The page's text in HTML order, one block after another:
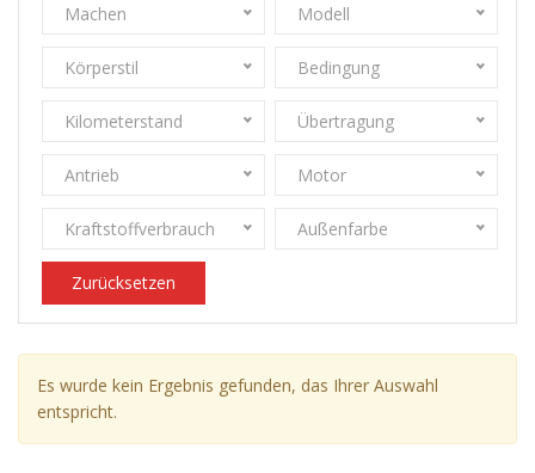
Machen Modell
Körperstil Bedingung
Kilometerstand Übertragung
Antrieb Motor
Kraftstoffverbrauch Außenfarbe
Zurücksetzen
Es wurde kein Ergebnis gefunden, das Ihrer Auswahl
entspricht.